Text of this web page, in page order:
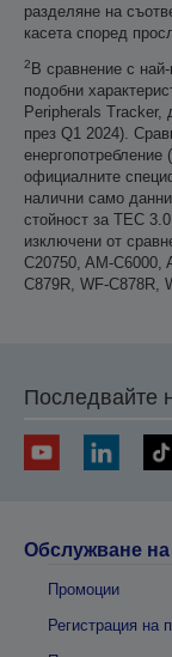
разделяне на
касета според
2 В сравнение с
подобни
Peripherals Tracker,
през Q1 2024).
официалните
налични само
стойност за TEC
изключени от
C20750, AM-C6000,
C879R, WF-C878R,
Последвайте
Обслужване на
Промоции
Регистрация на